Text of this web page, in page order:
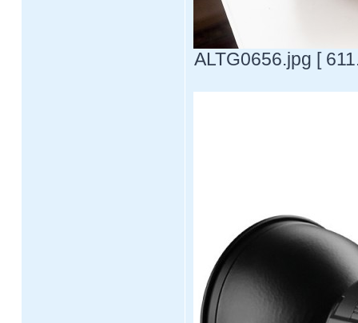
ALTG0656.jpg [